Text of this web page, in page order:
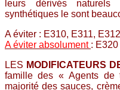
leurs dérivés
synthétiques le sont
A éviter : E310, E311, E312
A éviter absolument :
LES MODIFICATEURS
famille des « Agents de
majorité des sauces,